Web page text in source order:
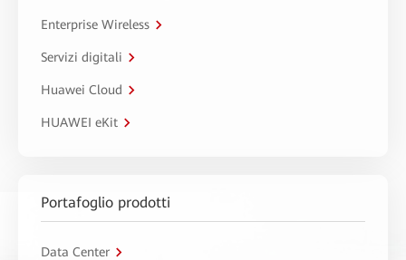
Enterprise Wireless
Servizi digitali
Huawei Cloud
HUAWEI eKit
Portafoglio prodotti
Data Center